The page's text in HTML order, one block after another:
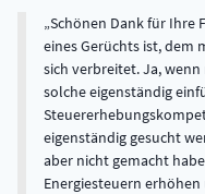
Schönen Dank für Ihre
eines Gerüchts ist, dem
sich verbreitet. Ja, wenn
solche eigenständig
eigenständig gesucht
aber nicht gemacht
Energiesteuern